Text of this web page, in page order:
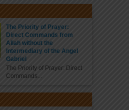
The Priority of Prayer:
Direct Commands from
Allah without the
Intermediary of the Angel
Gabriel
The Priority of Prayer: Direct
Commands...